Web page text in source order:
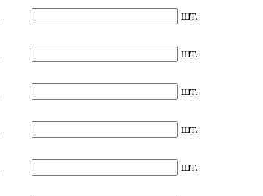
шт.
шт.
шт.
шт.
шт.